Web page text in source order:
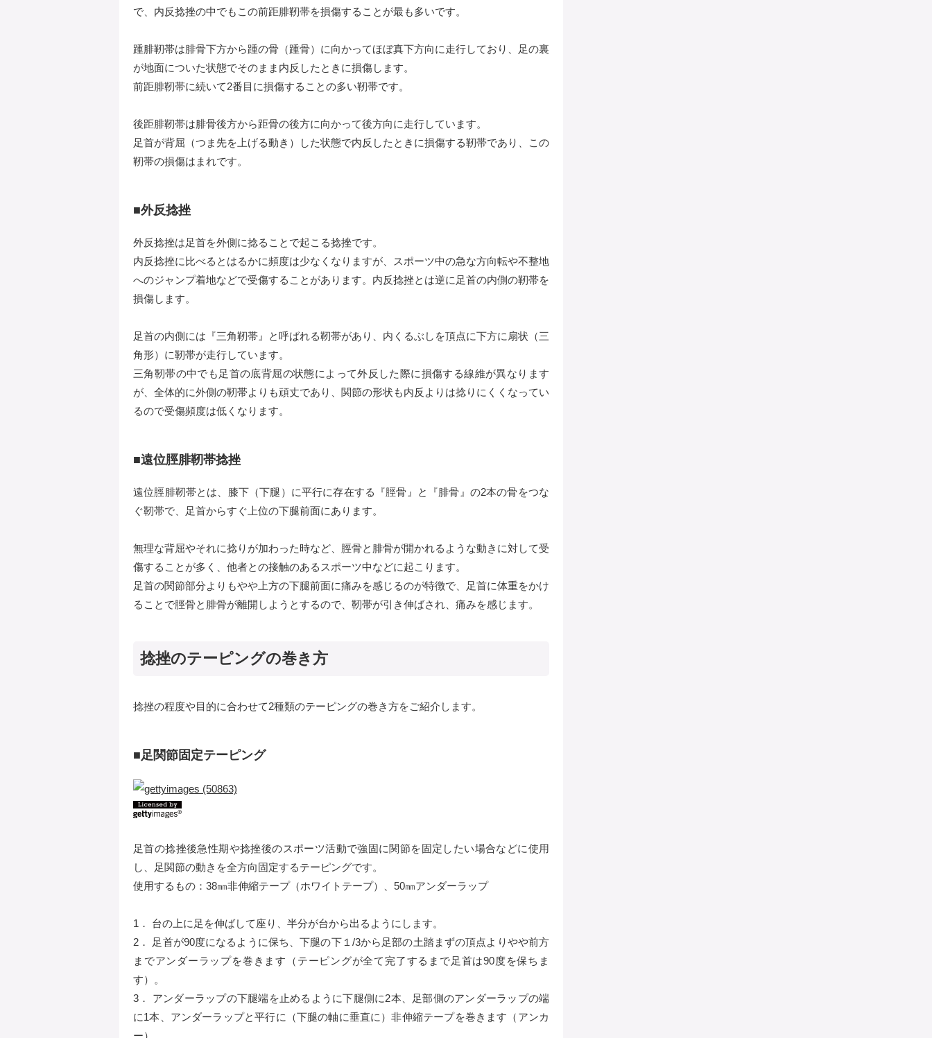
で、内反捻挫の中でもこの前距腓靭帯を損傷することが最も多いです。
踵腓靭帯は腓骨下方から踵の骨（踵骨）に向かってほぼ真下方向に走行しており、足の裏
が地面についた状態でそのまま内反したときに損傷します。
前距腓靭帯に続いて2番目に損傷することの多い靭帯です。
後距腓靭帯は腓骨後方から距骨の後方に向かって後方向に走行しています。
足首が背屈（つま先を上げる動き）した状態で内反したときに損傷する靭帯であり、この
靭帯の損傷はまれです。
■外反捻挫
外反捻挫は足首を外側に捻ることで起こる捻挫です。
内反捻挫に比べるとはるかに頻度は少なくなりますが、スポーツ中の急な方向転や不整地
へのジャンプ着地などで受傷することがあります。内反捻挫とは逆に足首の内側の靭帯を
損傷します。
足首の内側には『三角靭帯』と呼ばれる靭帯があり、内くるぶしを頂点に下方に扇状（三
角形）に靭帯が走行しています。
三角靭帯の中でも足首の底背屈の状態によって外反した際に損傷する線維が異なります
が、全体的に外側の靭帯よりも頑丈であり、関節の形状も内反よりは捻りにくくなってい
るので受傷頻度は低くなります。
■遠位脛腓靭帯捻挫
遠位脛腓靭帯とは、膝下（下腿）に平行に存在する『脛骨』と『腓骨』の2本の骨をつな
ぐ靭帯で、足首からすぐ上位の下腿前面にあります。
無理な背屈やそれに捻りが加わった時など、脛骨と腓骨が開かれるような動きに対して受
傷することが多く、他者との接触のあるスポーツ中などに起こります。
足首の関節部分よりもやや上方の下腿前面に痛みを感じるのが特徴で、足首に体重をかけ
ることで脛骨と腓骨が離開しようとするので、靭帯が引き伸ばされ、痛みを感じます。
捻挫のテーピングの巻き方
捻挫の程度や目的に合わせて2種類のテーピングの巻き方をご紹介します。
■足関節固定テーピング
足首の捻挫後急性期や捻挫後のスポーツ活動で強固に関節を固定したい場合などに使用
し、足関節の動きを全方向固定するテーピングです。
使用するもの：38㎜非伸縮テープ（ホワイトテープ）、50㎜アンダーラップ
1． 台の上に足を伸ばして座り、半分が台から出るようにします。
2． 足首が90度になるように保ち、下腿の下１/3から足部の土踏まずの頂点よりやや前方
までアンダーラップを巻きます（テーピングが全て完了するまで足首は90度を保ちま
す）。
3． アンダーラップの下腿端を止めるように下腿側に2本、足部側のアンダーラップの端
に1本、アンダーラップと平行に（下腿の軸に垂直に）非伸縮テープを巻きます（アンカ
ー）。